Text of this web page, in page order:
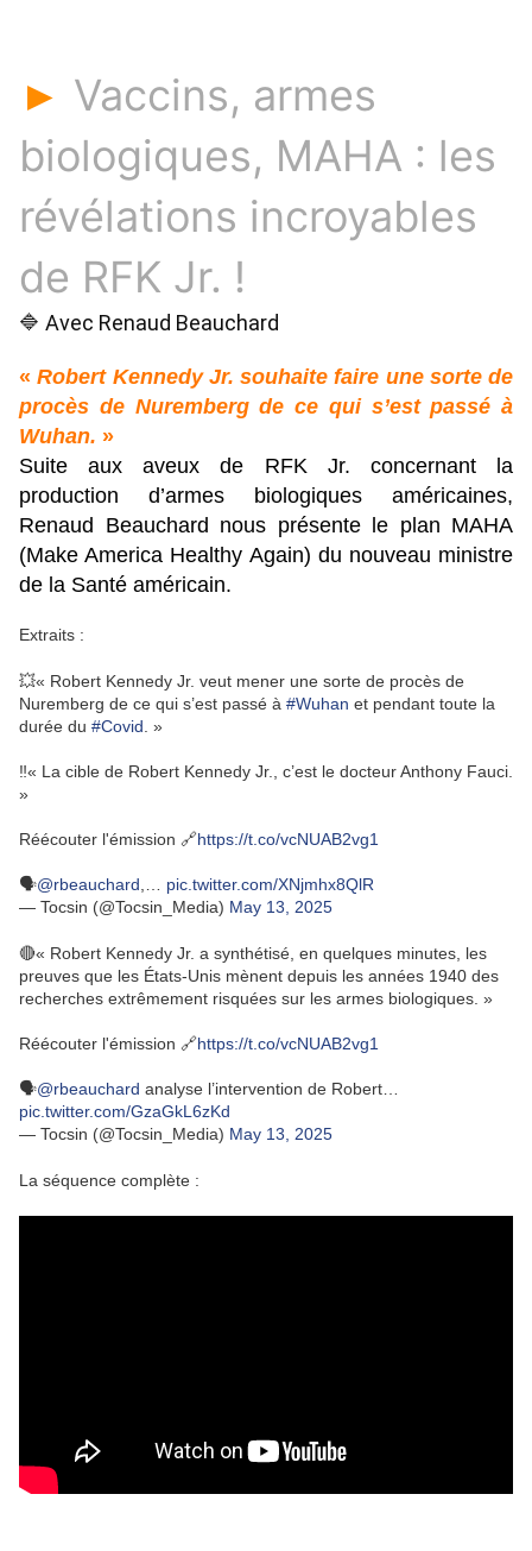
► Vaccins, armes
biologiques, MAHA : les
révélations incroyables
de RFK Jr. !
🔷 Avec Renaud Beauchard
«Robert Kennedy Jr. souhaite faire une sorte de
procès de Nuremberg de ce qui s’est passé à
Wuhan. »
Suite aux aveux de RFK Jr. concernant la
production d’armes biologiques américaines,
Renaud Beauchard nous présente le plan MAHA
(Make America Healthy Again) du nouveau ministre
de la Santé américain.
Extraits :
💥« Robert Kennedy Jr. veut mener une sorte de procès de
Nuremberg de ce qui s’est passé à #Wuhan et pendant toute la
durée du #Covid . »
‼️« La cible de Robert Kennedy Jr., c’est le docteur Anthony Fauci.
»
Réécouter l'émission 🔗https://t.co/vcNUAB2vg1
🗣️@rbeauchard
pic.twitter.com/XNjmhx8QlR
— Tocsin (@Tocsin_Media) May 13, 2025
🔴« Robert Kennedy Jr. a synthétisé, en quelques minutes, les
preuves que les États-Unis mènent depuis les années 1940 des
recherches extrêmement risquées sur les armes biologiques. »
Réécouter l'émission 🔗https://t.co/vcNUAB2vg1
🗣️@rbeauchard analyse l’intervention de Robert…
pic.twitter.com/GzaGkL6zKd
— Tocsin (@Tocsin_Media) May 13, 2025
La séquence complète :